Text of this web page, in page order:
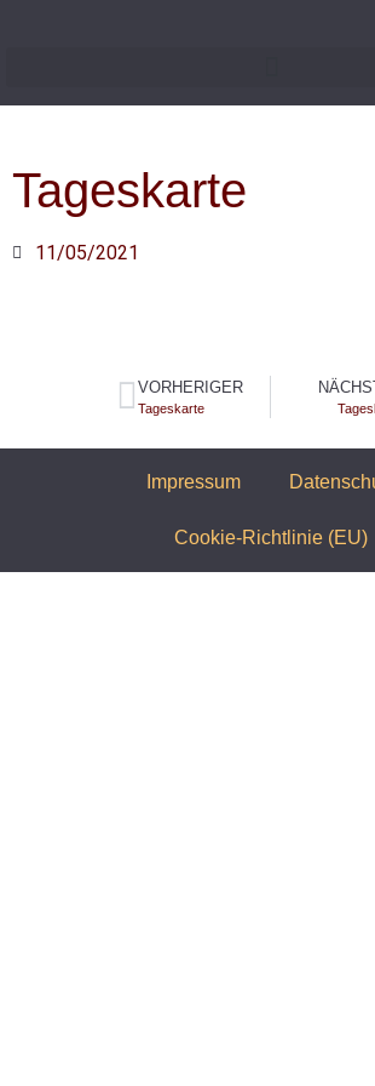
Tageskarte
11/05/2021
VORHERIGER
Tageskarte
Impressum
Cookie-Richtlinie (EU)